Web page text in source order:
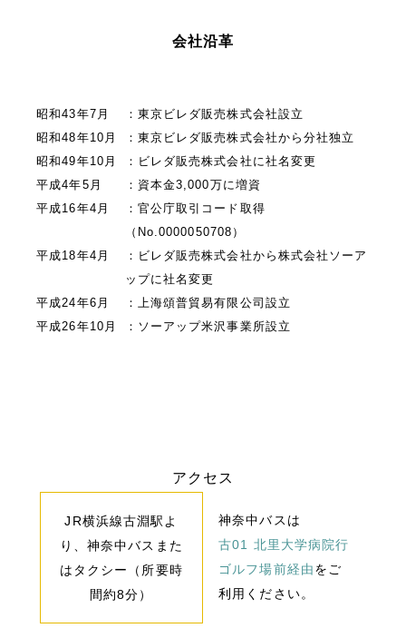
会社沿革
昭和43年7月
：東京ビレダ販売株式会社設立
昭和48年10月
：東京ビレダ販売株式会社から分社独立
昭和49年10月
：ビレダ販売株式会社に社名変更
平成4年5月
：資本金3,000万に増資
平成16年4月
：官公庁取引コード取得
（No.0000050708）
平成18年4月
：ビレダ販売株式会社から株式会社ソーア
ップに社名変更
平成24年6月
：上海頌普貿易有限公司設立
平成26年10月
：ソーアップ米沢事業所設立
アクセス
JR横浜線古淵駅よ
り、神奈中バスまた
はタクシー（所要時
間約8分）
神奈中バスは
古01 北里大学病院行
ゴルフ場前経由 をご
利用ください。